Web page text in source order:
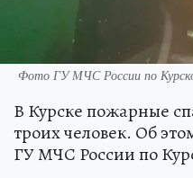
Фото ГУ МЧС России по
В Курске пожарные
троих человек. Об
ГУ МЧС России по